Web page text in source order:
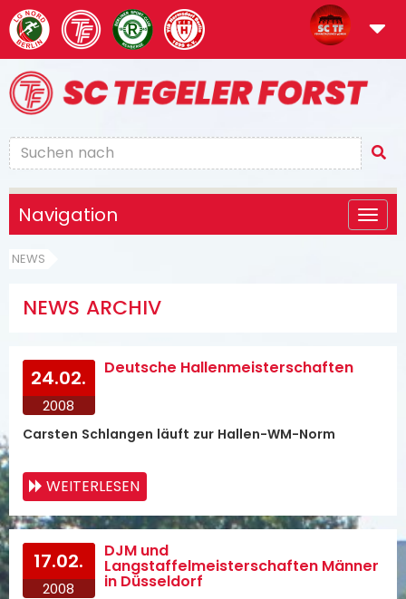
Navigation
NEWS
NEWS ARCHIV
24.02.
2008
Deutsche Hallenmeisterschaften
Carsten Schlangen läuft zur Hallen-WM-Norm
WEITERLESEN
17.02.
2008
DJM und
Langstaffelmeisterschaften Männer
in Düsseldorf